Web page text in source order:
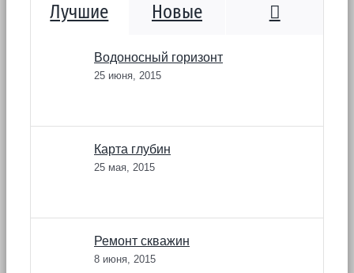
Лучшие Новые
Водоносный горизонт
25 июня, 2015
Карта глубин
25 мая, 2015
Ремонт скважин
8 июня, 2015